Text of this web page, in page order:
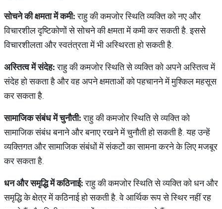
सोचनेकीक्षमतामेंकमी:राहु की कमजोर स्थिति व्यक्ति को नए और
विचारशील दृष्टिकोणों से सोचने की क्षमता में कमी कर सकती है. इससे
विचारशीलता और स्वतंत्रता में भी अस्थिरता हो सकती है.
अस्तित्वमेंसंदेह:राहु की कमजोर स्थिति से व्यक्ति को अपने अस्तित्व में
संदेह हो सकता है और वह अपने क्षमताओं को पहचानने में मुश्किल महसूस
कर सकता है.
सामाजिकसंबंधमेंचुनौती:राहु की कमजोर स्थिति से व्यक्ति को
सामाजिक संबंध बनाने और बनाए रखने में चुनौती हो सकती है. यह उन्हें
व्यक्तिगत और सामाजिक संबंधों में संकटों का सामना करने के लिए मजबूर
कर सकता है.
धनऔरसमृद्धिमेंकठिनाई:राहु की कमजोर स्थिति से व्यक्ति को धन और
समृद्धि के क्षेत्र में कठिनाई हो सकती है. वे आर्थिक रूप से स्थिर नहीं रह